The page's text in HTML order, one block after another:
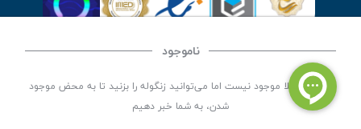
ناموجود
این کالا فعلا موجود نیست اما می‌توانید زنگوله را بزنید تا به محض موجود
شدن، به شما خبر دهیم
| تلفن تماس : 36333383-035 | ایمیل: Info@Sib115.com
کلیه حقوق این سایت متعلق به سیب 115 ( فروشگاه لوازم پزشکی سیب 115 ) است، توسعه و
کدنویسی توسطسپکام سیستم